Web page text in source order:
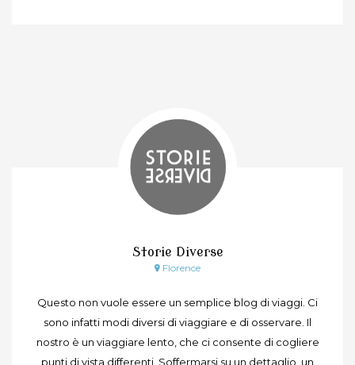
Storie Diverse
Florence
Questo non vuole essere un semplice blog di viaggi. Ci
sono infatti modi diversi di viaggiare e di osservare. Il
nostro è un viaggiare lento, che ci consente di cogliere
punti di vista differenti. Soffermarsi su un dettaglio, un